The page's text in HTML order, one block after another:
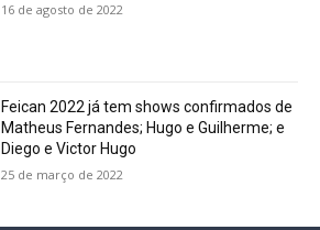
16 de agosto de 2022
Feican 2022 já tem shows confirmados de
Matheus Fernandes; Hugo e Guilherme; e
Diego e Victor Hugo
25 de março de 2022